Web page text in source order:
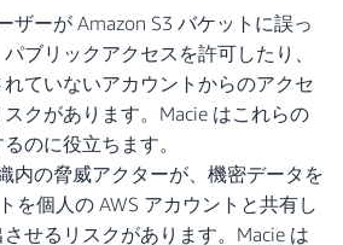
ザーが Amazon S3 バケットに誤っ
ブリックアクセスを許可したり、
ていないアカウントからのアクセ
クがあります。Macie はこれらの
のに役立ちます。
内の脅威アクターが、機密データを
を個人の AWS アカウントと共有し
せるリスクがあります。Macie は